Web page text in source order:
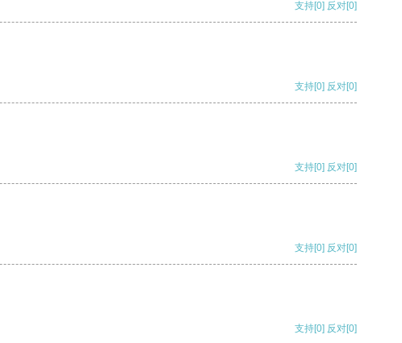
支持[0] 反对[0]
支持[0] 反对[0]
支持[0] 反对[0]
支持[0] 反对[0]
支持[0] 反对[0]